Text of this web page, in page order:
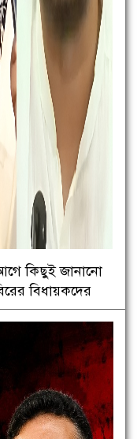
আগে কিছুই জানানো
বিধায়কদের